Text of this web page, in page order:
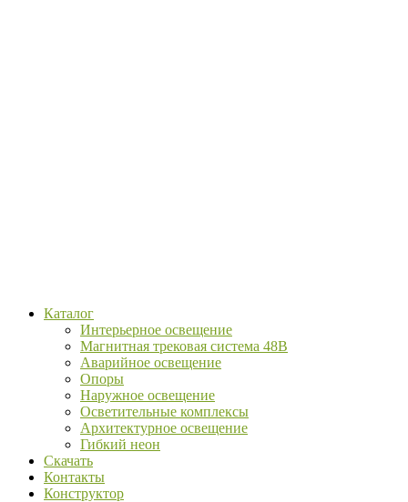
Каталог
Интерьерное освещение
Магнитная трековая система 48В
Аварийное освещение
Опоры
Наружное освещение
Осветительные комплексы
Архитектурное освещение
Гибкий неон
Скачать
Контакты
Конструктор